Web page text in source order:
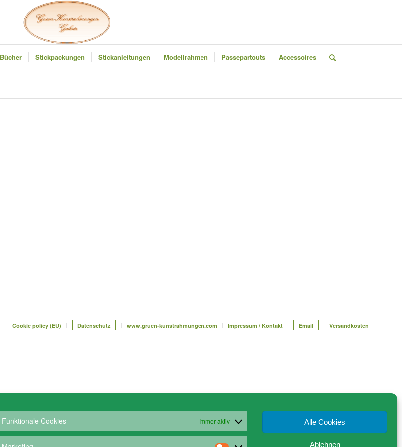
Funktionale Cookies Immer aktiv Alle Cookies
Ablehnen
Bücher Stickpackungen Stickanleitungen Modellrahmen Passepartouts Accessoires
Cookie policy (EU) Datenschutz www.gruen-kunstrahmungen.com Impressum / Kontakt Email Versandkosten